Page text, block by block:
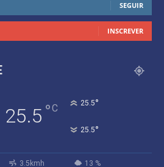
SEGUIR
INSCREVER
25.5 °C 25.5°
25.5°
3.5kmh 13 %